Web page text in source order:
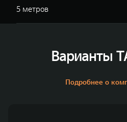
5 метров
Варианты
Подробнее о